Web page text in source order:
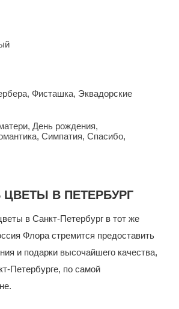
, Фисташка, Эквадорские
, День рождения,
, Симпатия, Спасибо,
ЦВЕТЫ В ПЕТЕРБУРГ
в Санкт-Петербург в тот же
Флора стремится предоставить
и подарки высочайшего качества,
Петербурге, по самой